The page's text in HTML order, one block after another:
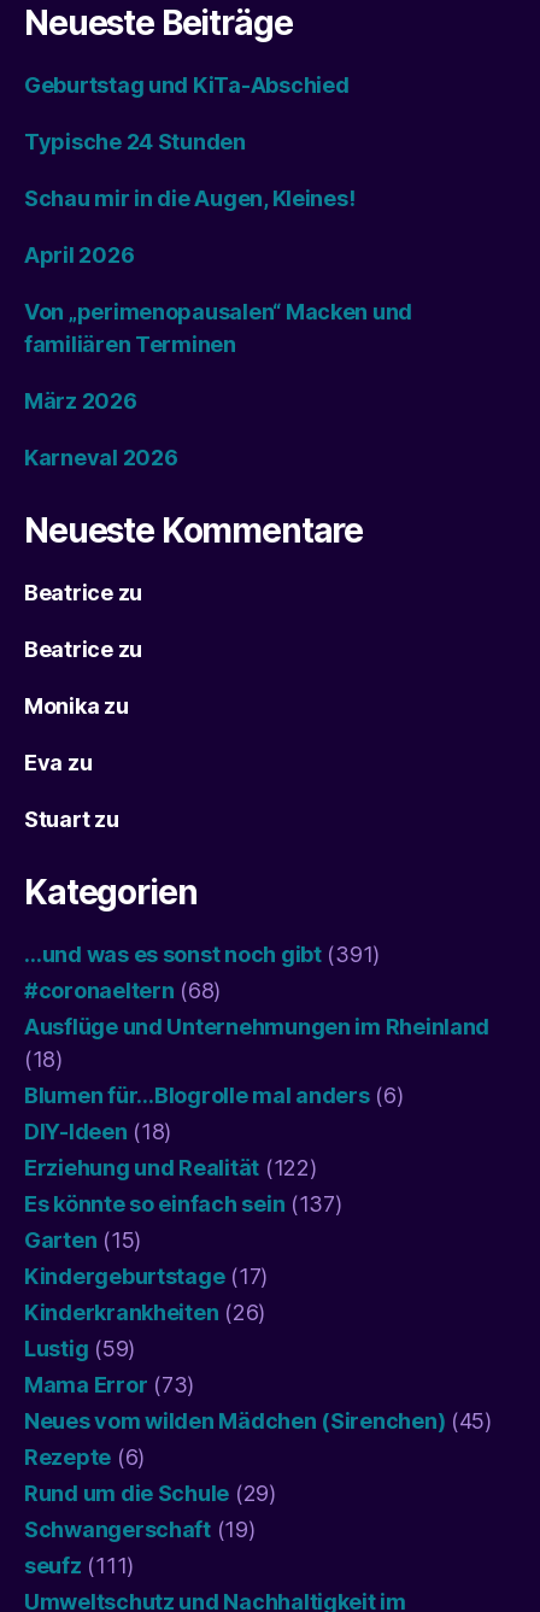
Neueste Beiträge
Geburtstag und KiTa-Abschied
Typische 24 Stunden
Schau mir in die Augen, Kleines!
April 2026
Von „perimenopausalen“ Macken und
familiären Terminen
März 2026
Karneval 2026
Neueste Kommentare
Beatricezu
Beatricezu
Monika zu
Eva zu
Stuartzu
Kategorien
…und was es sonst noch gibt(391)
#coronaeltern (68)
Ausflüge und Unternehmungen im Rheinland
(18)
Blumen für…Blogrolle mal anders(6)
DIY-Ideen (18)
Erziehung und Realität (122)
Es könnte so einfach sein (137)
Garten (15)
Kindergeburtstage(17)
Kinderkrankheiten (26)
Lustig (59)
Mama Error (73)
Neues vom wilden Mädchen (Sirenchen) (45)
Rezepte (6)
Rund um die Schule (29)
Schwangerschaft(19)
seufz (111)
Umweltschutz und Nachhaltigkeit im